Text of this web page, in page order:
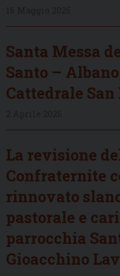
Santa Messa
Santo –
Cattedrale
La revisione
Confraternite
rinnovato
pastorale e
parrocchia
Gioacchino